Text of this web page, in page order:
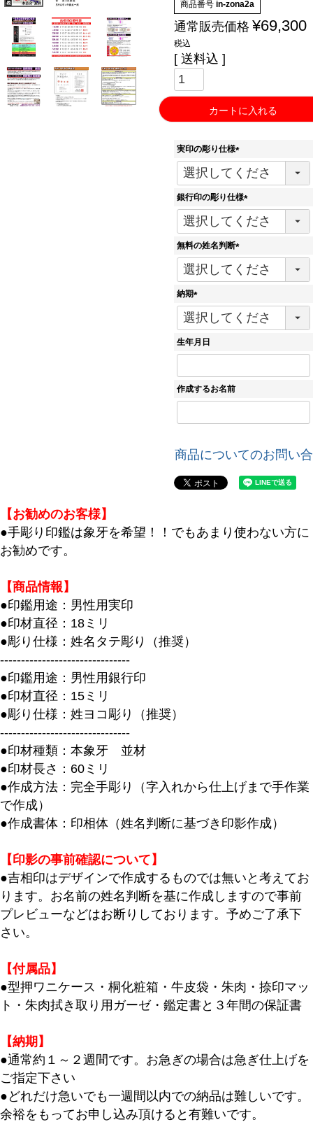
商品番号 in-zona2a
通常販売価格 ¥69,300
税込
送料込
カートに入れる
実印の彫り仕様
(
必
)
銀行印の彫り仕様
(
必
無料の姓名判断
(
必
納期
(
必
)
生年月日
作成するお名前
商品についてのお問い
【お勧めのお客様】
●手彫り印鑑は象牙を希望！！でもあまり使わない方に
お勧めです。
【商品情報】
●印鑑用途：男性用実印
●印材直径：18ミリ
●彫り仕様：姓名タテ彫り（推奨）
-------------------------------
●印鑑用途：男性用銀行印
●印材直径：15ミリ
●彫り仕様：姓ヨコ彫り（推奨）
-------------------------------
●印材種類：本象牙 並材
●印材長さ：60ミリ
●作成方法：完全手彫り（字入れから仕上げまで手作業
で作成）
●作成書体：印相体（姓名判断に基づき印影作成）
【印影の事前確認について】
●吉相印はデザインで作成するものでは無いと考えてお
ります。お名前の姓名判断を基に作成しますので事前
プレビューなどはお断りしております。予めご了承下
さい。
【付属品】
●型押ワニケース・桐化粧箱・牛皮袋・朱肉・捺印マッ
ト・朱肉拭き取り用ガーゼ・鑑定書と３年間の保証書
【納期】
●通常約１～２週間です。お急ぎの場合は急ぎ仕上げを
ご指定下さい
●どれだけ急いでも一週間以内での納品は難しいです。
余裕をもってお申し込み頂けると有難いです。